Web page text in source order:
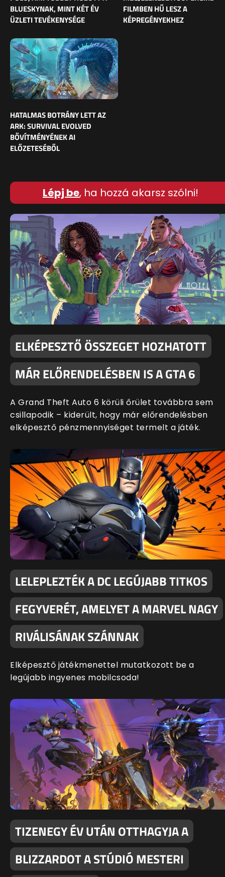
BLUESKYNAK, MINT KÉT ÉV
ÜZLETI TEVÉKENYSÉGE
FILMBEN HŰ LESZ A
KÉPREGÉNYEKHEZ
HATALMAS BOTRÁNY LETT AZ
ARK: SURVIVAL EVOLVED
BŐVÍTMÉNYÉNEK AI
ELŐZETESÉBŐL
Lépj be, ha hozzá akarsz szólni!
ELKÉPESZTŐ ÖSSZEGET HOZHATOTT
MÁR ELŐRENDELÉSBEN IS A GTA 6
A Grand Theft Auto 6 körüli őrület továbbra sem
csillapodik – kiderült, hogy már előrendelésben
elképesztő pénzmennyiséget termelt a játék.
LELEPLEZTÉK A DC LEGÚJABB TITKOS
FEGYVERÉT, AMELYET A MARVEL NAGY
RIVÁLISÁNAK SZÁNNAK
Elképesztő játékmenettel mutatkozott be a
legújabb ingyenes mobilcsoda!
TIZENEGY ÉV UTÁN OTTHAGYJA A
BLIZZARDOT A STÚDIÓ MESTERI